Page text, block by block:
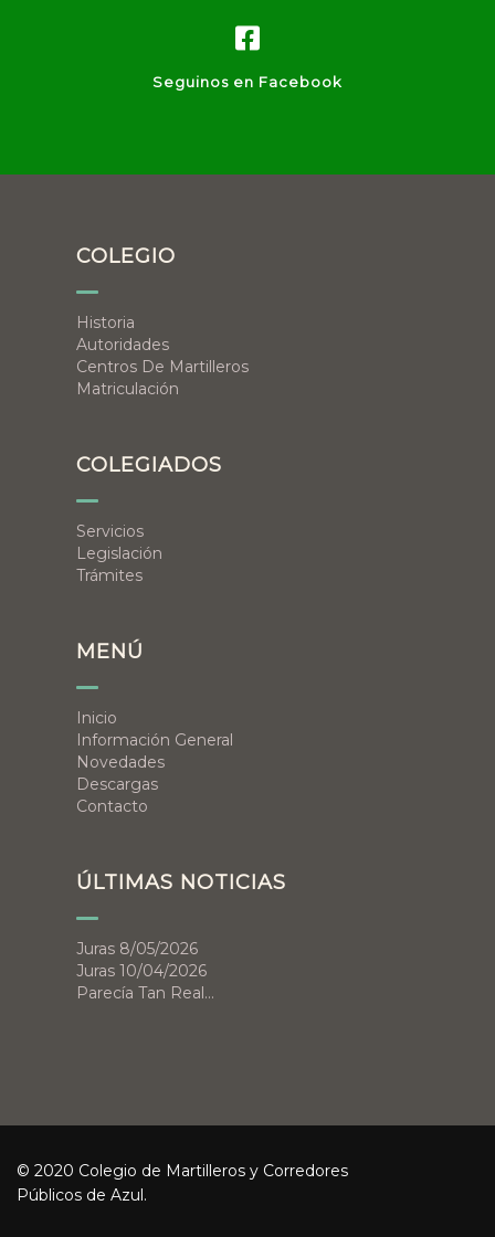
Seguinos en Facebook
COLEGIO
Historia
Autoridades
Centros De Martilleros
Matriculación
COLEGIADOS
Servicios
Legislación
Trámites
MENÚ
Inicio
Información General
Novedades
Descargas
Contacto
ÚLTIMAS NOTICIAS
Juras 8/05/2026
Juras 10/04/2026
Parecía Tan Real…
© 2020 Colegio de Martilleros y Corredores
Públicos de Azul.